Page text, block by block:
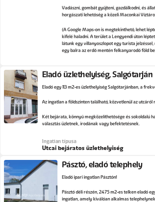
Vadászni, gombát gyűjteni, gazdálkodni, és
horgászati lehetőség a közeli Maconkai
(A Google Maps-on is megtekinthető, lehet
kifelé haladni. A terület a Lengyendi úton
látunk egy villanyoszlopot egy turista
egy balra az erdő mentén felkanyarodó föld
Eladó üzlethelyiség, Salgótarján
Eladó egy 113 m2-es üzlethelyiség Salgótarjánban, a
Az ingatlan a földszinten található, közvetlenül az utcáról
Két bejárata, könnyű megközelíthetősége és sokoldalú
választás üzletnek, irodának vagy befektetésnek.
Ingatlan típusa
Utcai bejáratos üzlethelyiség
Pásztó, eladó telephely
Eladó ipari ingatlan Pásztón!
Pásztó déli részén, 2475 m2-es telken eladó
ingatlan, amely kiválóan alkalmas